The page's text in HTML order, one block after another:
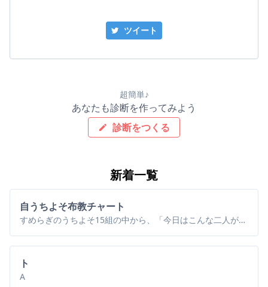
ツイート
超簡単♪
あなたも診断を作ってみよう
診断をつくる
新着一覧
自うちよそ布教チャート
すめらぎのうちよそ15組の中から、「今日はこんな二人が見たい！」を直感的に選べます
ト
A